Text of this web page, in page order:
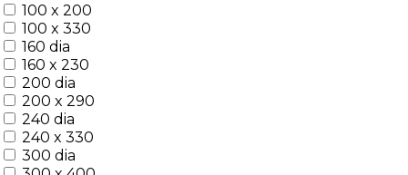
100 x 200
100 x 330
160 dia
160 x 230
200 dia
200 x 290
240 dia
240 x 330
300 dia